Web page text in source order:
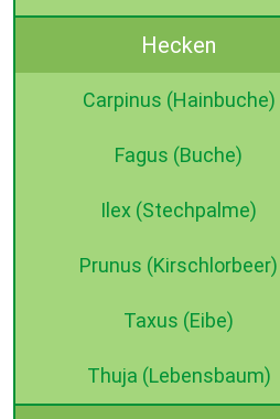
Hecken
Carpinus (Hainbuche)
Fagus (Buche)
Ilex (Stechpalme)
Prunus (Kirschlorbeer)
Taxus (Eibe)
Thuja (Lebensbaum)